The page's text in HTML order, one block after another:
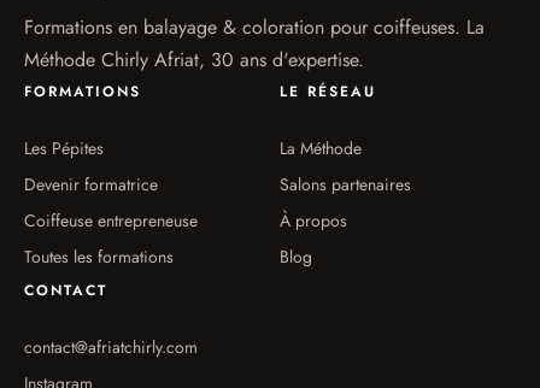
Formations en balayage & coloration pour coiffeuses. La
Méthode Chirly Afriat, 30 ans d'expertise.
FORMATIONS
Les Pépites
Devenir formatrice
Coiffeuse entrepreneuse
Toutes les formations
LE RÉSEAU
La Méthode
Salons partenaires
À propos
Blog
CONTACT
contact@afriatchirly.com
Instagram